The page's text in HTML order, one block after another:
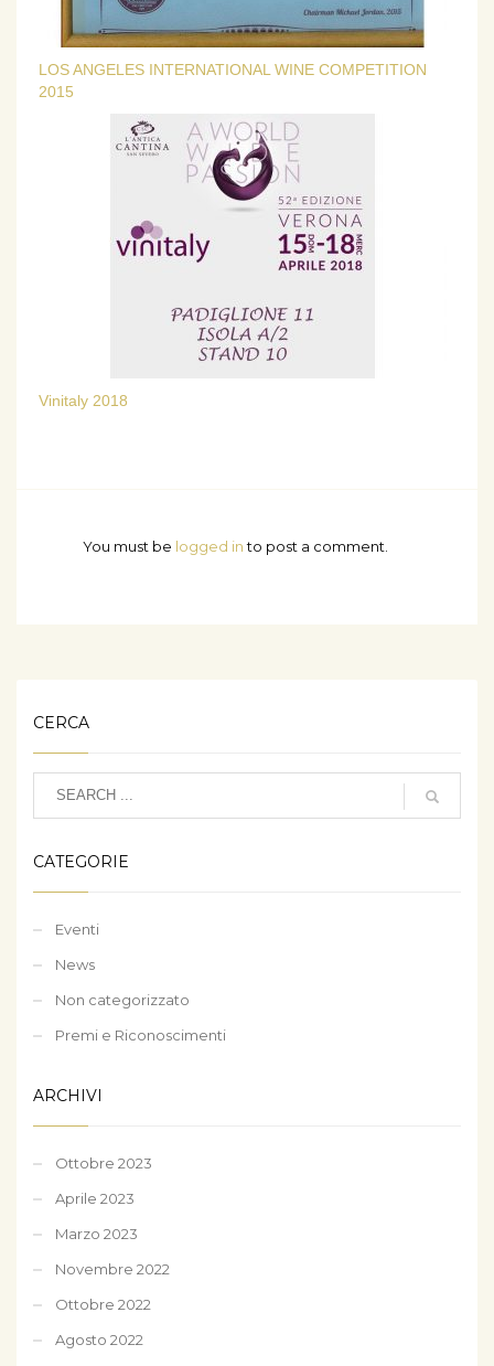
LOS ANGELES INTERNATIONAL WINE COMPETITION
2015
Vinitaly 2018
You must be logged into post a comment.
CERCA
CATEGORIE
Eventi
News
Non categorizzato
Premi e Riconoscimenti
ARCHIVI
Ottobre 2023
Aprile 2023
Marzo 2023
Novembre 2022
Ottobre 2022
Agosto 2022